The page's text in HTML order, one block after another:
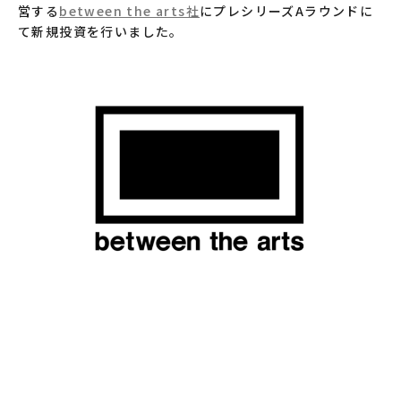
営する between the arts社にプレシリーズAラウンドに
て新規投資を行いました。